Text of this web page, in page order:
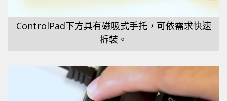
ControlPad下方具有磁吸式手托，可依需求快速
拆裝。